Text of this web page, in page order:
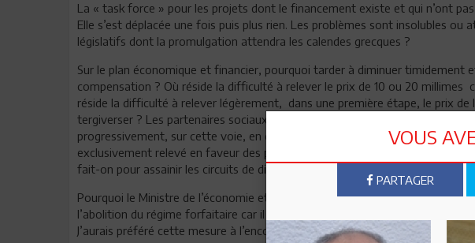
La « task force » pour les projets dont le financement existe et qui n’ont
Elle s’est déplacée une fois puis plus rien. Les problèmes sont insolubles
législatifs dont la promulgation attendra les calendes grecques ?
Sur le plan économique et financier, pourquoi tarder à diminuer timidement
compensation ? Où réside la difficulté à relever le prix de 10 ou 20 millimes
réside la difficulté à relever légèrement, dans une première étape, le prix de
tergiverser ? Les partenaires sociaux doivent comprendre que le
progressivement, sur cette voie, en douceur, car c’est un mal nécessaire.
exclusivement relevé en faveur des plus démunis pour amortir quelque peu
fait-on pour assainir les circuits de distribution?
Pourquoi le Ministre de l’économie et des finances tarde-t-il à engager la
l’abolition du régime forfaitaire car il est admis que ce secteur est à l’origine
J’aurais préféré cette mesure à l’encouragement des percepteurs à «presser»
VOUS
PARTAGER